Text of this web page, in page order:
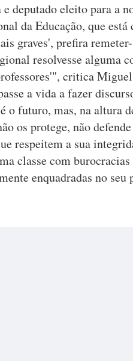
deputado eleito para a
da Educação, que está
graves', prefira
resolvesse alguma
critica
a vida a fazer
o futuro, mas, na altura
os protege, não
respeitem a sua
classe com burocracias
enquadradas no seu